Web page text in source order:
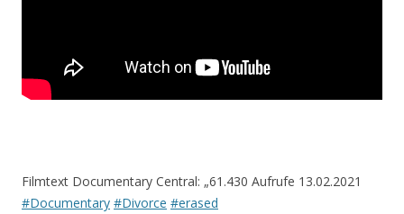
Filmtext Documentary Central: „61.430 Aufrufe 13.02.2021
#Documentary #Divorce #erased